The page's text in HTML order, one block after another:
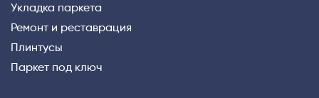
Укладка паркета
Ремонт и реставрация
Плинтусы
Паркет под ключ